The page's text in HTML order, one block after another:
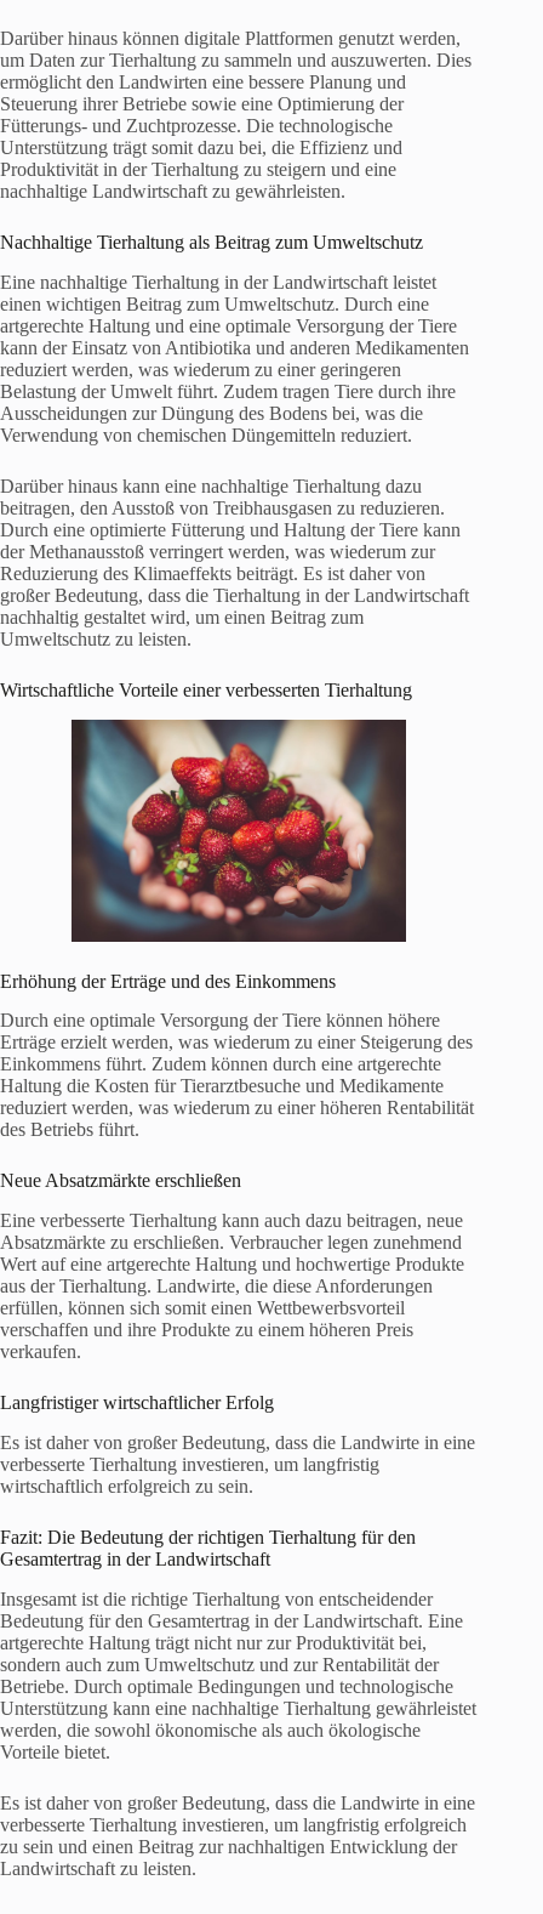
Darüber hinaus können digitale Plattformen genutzt werden,
um Daten zur Tierhaltung zu sammeln und auszuwerten. Dies
ermöglicht den Landwirten eine bessere Planung und
Steuerung ihrer Betriebe sowie eine Optimierung der
Fütterungs- und Zuchtprozesse. Die technologische
Unterstützung trägt somit dazu bei, die Effizienz und
Produktivität in der Tierhaltung zu steigern und eine
nachhaltige Landwirtschaft zu gewährleisten.
Nachhaltige Tierhaltung als Beitrag zum Umweltschutz
Eine nachhaltige Tierhaltung in der Landwirtschaft leistet
einen wichtigen Beitrag zum Umweltschutz. Durch eine
artgerechte Haltung und eine optimale Versorgung der Tiere
kann der Einsatz von Antibiotika und anderen Medikamenten
reduziert werden, was wiederum zu einer geringeren
Belastung der Umwelt führt. Zudem tragen Tiere durch ihre
Ausscheidungen zur Düngung des Bodens bei, was die
Verwendung von chemischen Düngemitteln reduziert.
Darüber hinaus kann eine nachhaltige Tierhaltung dazu
beitragen, den Ausstoß von Treibhausgasen zu reduzieren.
Durch eine optimierte Fütterung und Haltung der Tiere kann
der Methanausstoß verringert werden, was wiederum zur
Reduzierung des Klimaeffekts beiträgt. Es ist daher von
großer Bedeutung, dass die Tierhaltung in der Landwirtschaft
nachhaltig gestaltet wird, um einen Beitrag zum
Umweltschutz zu leisten.
Wirtschaftliche Vorteile einer verbesserten Tierhaltung
Erhöhung der Erträge und des Einkommens
Durch eine optimale Versorgung der Tiere können höhere
Erträge erzielt werden, was wiederum zu einer Steigerung des
Einkommens führt. Zudem können durch eine artgerechte
Haltung die Kosten für Tierarztbesuche und Medikamente
reduziert werden, was wiederum zu einer höheren Rentabilität
des Betriebs führt.
Neue Absatzmärkte erschließen
Eine verbesserte Tierhaltung kann auch dazu beitragen, neue
Absatzmärkte zu erschließen. Verbraucher legen zunehmend
Wert auf eine artgerechte Haltung und hochwertige Produkte
aus der Tierhaltung. Landwirte, die diese Anforderungen
erfüllen, können sich somit einen Wettbewerbsvorteil
verschaffen und ihre Produkte zu einem höheren Preis
verkaufen.
Langfristiger wirtschaftlicher Erfolg
Es ist daher von großer Bedeutung, dass die Landwirte in eine
verbesserte Tierhaltung investieren, um langfristig
wirtschaftlich erfolgreich zu sein.
Fazit: Die Bedeutung der richtigen Tierhaltung für den
Gesamtertrag in der Landwirtschaft
Insgesamt ist die richtige Tierhaltung von entscheidender
Bedeutung für den Gesamtertrag in der Landwirtschaft. Eine
artgerechte Haltung trägt nicht nur zur Produktivität bei,
sondern auch zum Umweltschutz und zur Rentabilität der
Betriebe. Durch optimale Bedingungen und technologische
Unterstützung kann eine nachhaltige Tierhaltung gewährleistet
werden, die sowohl ökonomische als auch ökologische
Vorteile bietet.
Es ist daher von großer Bedeutung, dass die Landwirte in eine
verbesserte Tierhaltung investieren, um langfristig erfolgreich
zu sein und einen Beitrag zur nachhaltigen Entwicklung der
Landwirtschaft zu leisten.